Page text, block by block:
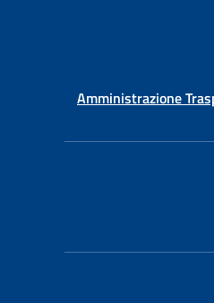
Amministrazione